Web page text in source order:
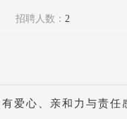
招聘人数： 2
爱心、亲和力与责